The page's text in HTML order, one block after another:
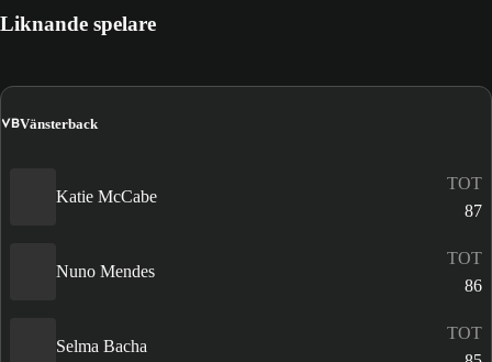
Liknande spelare
VBVänsterback
Katie McCabe
TOT
87
Nuno Mendes
TOT
86
Selma Bacha
TOT